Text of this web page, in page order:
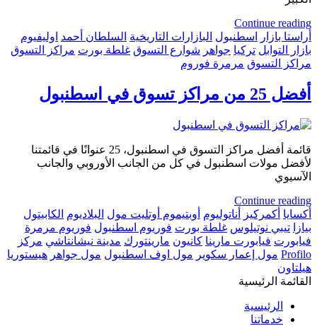
Continue reading
أراستا بازار
اسطنبول البازارات التاريخية السلطان أحمد اوليفيوم
بازار التوابل تركيا جواهر شوارع التسوق غلطة بورت مراكز التسوق
مراكز التسوق مرمرة فوروم
أفضل 25 من مراكز تسوق في اسطنبول
قائمة أفضل مراكز التسوق في اسطنبول، 25 عنوانًا في قائمتنا
لأفضل مولات اسطنبول في كل من الجانب الأوروبي والجانب
الآسيوي
Continue reading
أكسايا أكمركيز أناتوليوم أوبتيموم أوتليت مول البلاديوم الكابيتول
بيازا
تيبي نوتيلوس غلطة بورت فوريوم اسطنبول فوريوم مرمرة
فيابورت فيابورت مارينا كانيون مارينتورك مدينة نيشانتاشي مركز
Profilo مول إعمار سكوير مول اوف اسطنبول مول جواهر هيستوريا
هيلتاون
القائمة الرئيسية
الرئيسية
خدماتنا